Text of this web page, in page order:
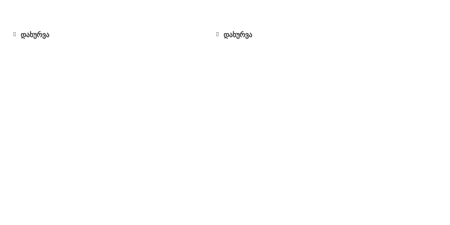
დახურვა დახურვა